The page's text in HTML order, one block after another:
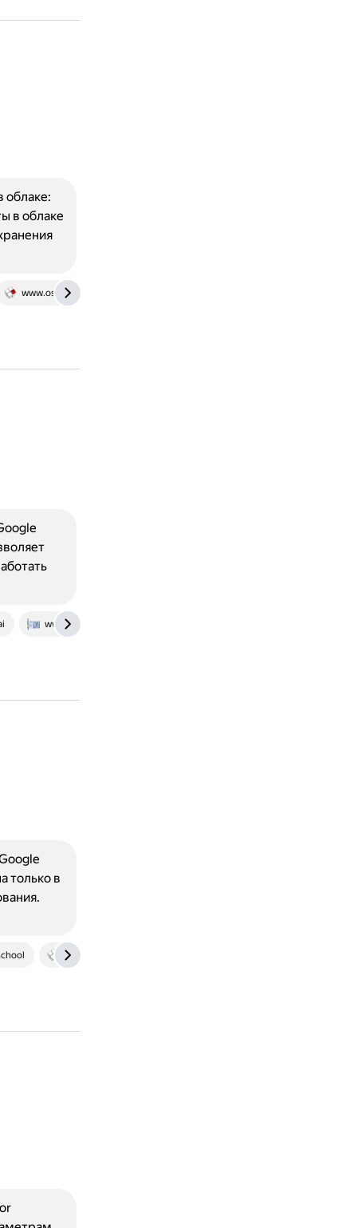
www.osp.ru
облаке:
в облаке
www.appsadmins.com
www.osp.ru
только в